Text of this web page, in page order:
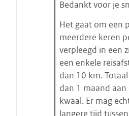
t
s
e
n
Bedankt voor je
Het gaat om een
meerdere keren
verpleegd in een
een enkele
dan 10 km.
dan 1 maand aan
kwaal. Er mag
langere tijd